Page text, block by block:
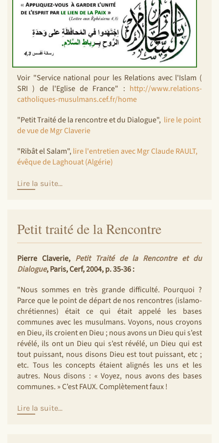
Voir "Service national pour les Relations avec l'Islam (
SRI ) de l'Eglise de France" : http://www.relations-
catholiques-musulmans.cef.fr/home
"Petit Traité de la rencontre et du Dialogue", lire le point
de vue de Mgr Claverie
"Ribât el Salam",lire l'entretien avec Mgr Claude RAULT,
évêque de Laghouat (Algérie)
Lire la suite...
Petit traité de la Rencontre
Pierre Claverie, Petit Traité de la Rencontre et du
Dialogue, Paris, Cerf, 2004, p. 35-36 :
"Nous sommes en très grande difficulté. Pourquoi ?
Parce que le point de départ de nos rencontres (islamo-
chrétiennes) était ce qui était appelé les bases
communes avec les musulmans. Voyons, nous croyons
en Dieu, ils croient en Dieu ; nous avons un Dieu qui s’est
révélé, ils ont un Dieu qui s’est révélé, un Dieu qui est
tout puissant, nous disons Dieu est tout puissant, etc ;
etc. Tous les concepts étaient alignés les uns et les
autres. Nous disons : « Voyez, nous avons des bases
communes. » C’est FAUX. Complètement faux !
Lire la suite...